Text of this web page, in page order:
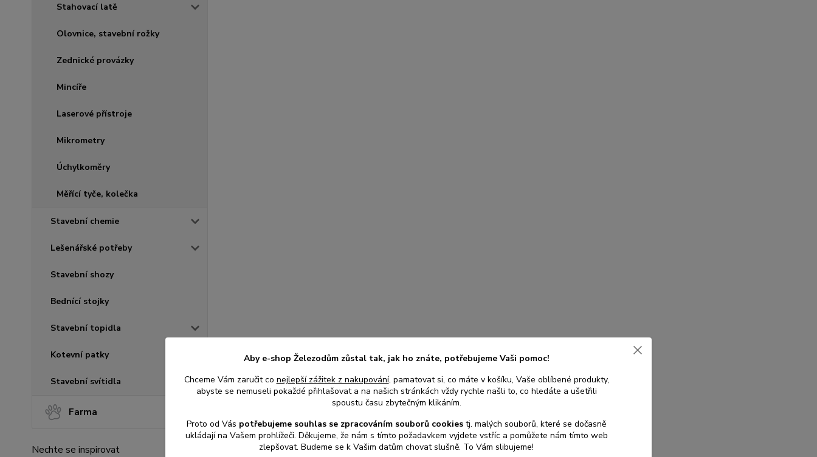
Stahovací latě
Olovnice, stavební rožky
Zednické provázky
Mincíře
Laserové přístroje
Mikrometry
Úchylkoměry
Měřící tyče, kolečka
Stavební chemie
Lešenářské potřeby
Stavební shozy
Bednící stojky
Stavební topidla
Kotevní patky
Stavební svítidla
Farma
Nechte se inspirovat
Aby e-shop Železodům zůstal tak, jak ho znáte, potřebujeme Vaši pomoc!
Chceme Vám zaručit co nejlepší zážitek z nakupování, pamatovat si, co máte v košíku, Vaše oblíbené produkty,
abyste se nemuseli pokaždé přihlašovat a na našich stránkách vždy rychle našli to, co hledáte a ušetřili
spoustu času zbytečným klikáním.
Proto od Vás potřebujeme souhlas se zpracováním souborů cookies tj. malých souborů, které se dočasně
ukládají na Vašem prohlížeči. Děkujeme, že nám s tímto požadavkem vyjdete vstříc a pomůžete nám tímto web
zlepšovat. Budeme se k Vašim datům chovat slušně. To Vám slibujeme!